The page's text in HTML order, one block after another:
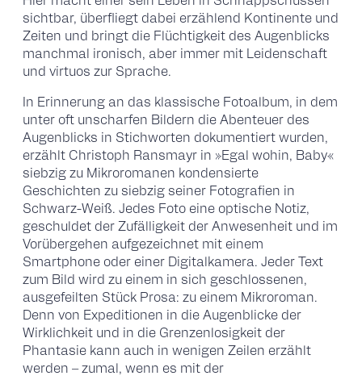
sichtbar, überfliegt dabei erzählend Kontinente und
Zeiten und bringt die Flüchtigkeit des Augenblicks
manchmal ironisch, aber immer mit Leidenschaft
und virtuos zur Sprache.
In Erinnerung an das klassische Fotoalbum, in dem
unter oft unscharfen Bildern die Abenteuer des
Augenblicks in Stichworten dokumentiert wurden,
erzählt Christoph Ransmayr in »Egal wohin, Baby«
siebzig zu Mikroromanen kondensierte
Geschichten zu siebzig seiner Fotografien in
Schwarz-Weiß. Jedes Foto eine optische Notiz,
geschuldet der Zufälligkeit der Anwesenheit und im
Vorübergehen aufgezeichnet mit einem
Smartphone oder einer Digitalkamera. Jeder Text
zum Bild wird zu einem in sich geschlossenen,
ausgefeilten Stück Prosa: zu einem Mikroroman.
Denn von Expeditionen in die Augenblicke der
Wirklichkeit und in die Grenzenlosigkeit der
Phantasie kann auch in wenigen Zeilen erzählt
werden – zumal, wenn es mit der